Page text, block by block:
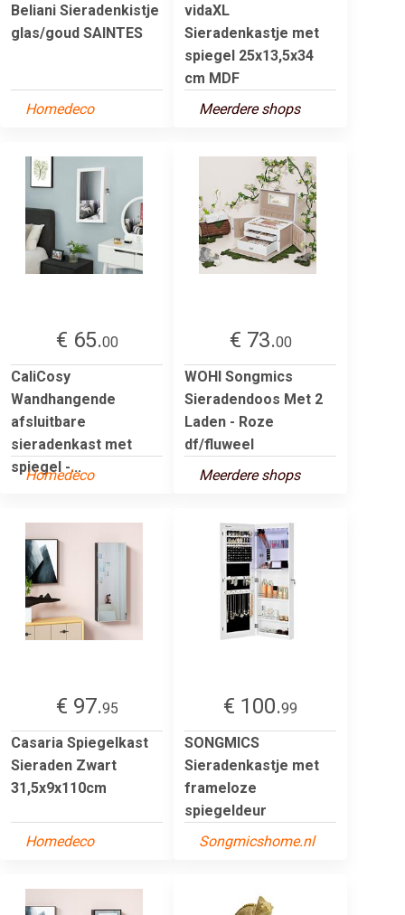
Beliani Sieradenkistje
glas/goud SAINTES
Homedeco
vidaXL
Sieradenkastje met
spiegel 25x13,5x34
cm MDF
Meerdere shops
€ 65.00
CaliCosy
Wandhangende
afsluitbare
sieradenkast met
spiegel -...
Homedeco
€ 73.00
WOHI Songmics
Sieradendoos Met 2
Laden - Roze
df/fluweel
Meerdere shops
€ 97.95
Casaria Spiegelkast
Sieraden Zwart
31,5x9x110cm
Homedeco
€ 100.99
SONGMICS
Sieradenkastje met
frameloze
spiegeldeur
Songmicshome.nl